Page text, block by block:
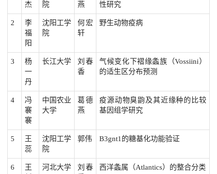
杰
院
燕
性研究
2
李
福
阳
沈阳工学
院
何宏
轩
野生动物疫病
3
杨
一
丹
长江大学
刘春
香
气候变化下褶缘螽族（Vossiini）
的适生区分布预测
4
冯
褰
褰
中国农业
大学
葛德
燕
疫源动物臭鼩及其近缘种的比较
基因组学研究
5
王
蕊
沈阳工学
院
郭伟 B3gnt1的糖基化功能验证
6
王
河北大学
刘春
西洋螽属（Atlantics）的整合分类